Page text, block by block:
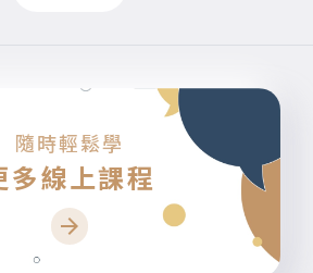
隨時輕鬆學
多線上課程